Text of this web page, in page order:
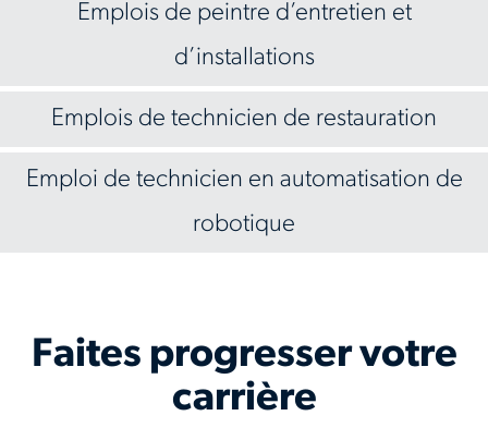
Emplois de peintre d’entretien et
d’installations
Emplois de technicien de restauration
Emploi de technicien en automatisation de
robotique
Faites progresser votre
carrière